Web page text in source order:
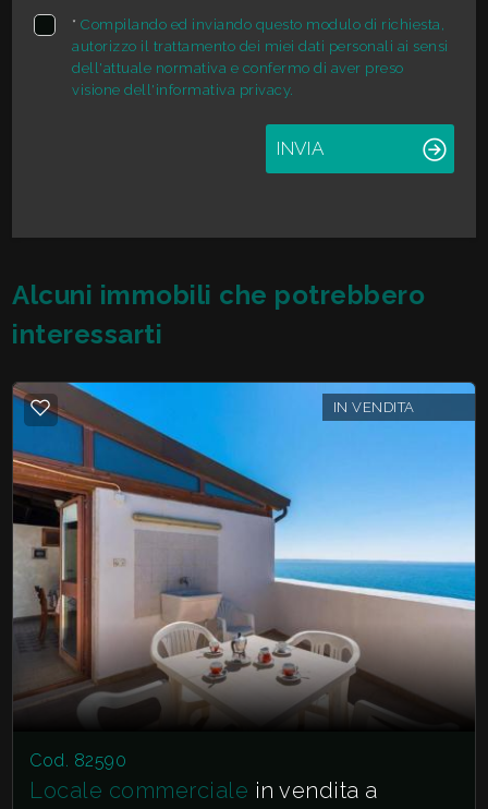
*Compilando ed inviando questo modulo di richiesta,
autorizzo il trattamento dei miei dati personali ai sensi
dell'attuale normativa e confermo di aver preso
visione dell'informativa privacy.
INVIA
Alcuni immobili che potrebbero
interessarti
IN VENDITA
Cod. 82590
Locale commerciale in vendita a
Giardino
Ascensore
Arredato
Lusso